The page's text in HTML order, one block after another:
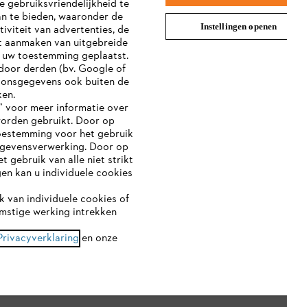
Handleidingen
Impressum Cookie-informatie
gebruiksvriendelijkheid te
te bieden, waaronder de
van advertenties, de
van uitgebreide
toestemming geplaatst.
derden (bv. Google of
ook buiten de
voor meer informatie over
gebruikt. Door op
voor het gebruik
Door op
gebruik van alle niet strikt
kan u individuele cookies
van individuele cookies of
werking intrekken
en onze
Instellingen openen